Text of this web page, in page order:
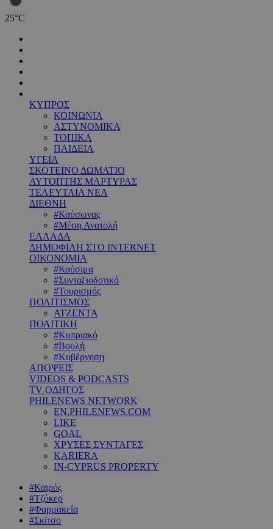
25°C
ΚΥΠΡΟΣ
ΚΟΙΝΩΝΙΑ
ΑΣΤΥΝΟΜΙΚΑ
ΤΟΠΙΚΑ
ΠΑΙΔΕΙΑ
ΥΓΕΙΑ
ΣΚΟΤΕΙΝΟ ΔΩΜΑΤΙΟ
ΑΥΤΟΠΤΗΣ ΜΑΡΤΥΡΑΣ
ΤΕΛΕΥΤΑΙΑ ΝΕΑ
ΔΙΕΘΝΗ
#Καύσωνας
#Μέση Ανατολή
ΕΛΛΑΔΑ
ΔΗΜΟΦΙΛΗ ΣΤΟ INTERNET
ΟΙΚΟΝΟΜΙΑ
#Καύσιμα
#Συνταξιοδοτικό
#Τουρισμός
ΠΟΛΙΤΙΣΜΟΣ
ΑΤΖΕΝΤΑ
ΠΟΛΙΤΙΚΗ
#Κυπριακό
#Βουλή
#Κυβέρνηση
ΑΠΟΨΕΙΣ
VIDEOS & PODCASTS
TV ΟΔΗΓΟΣ
PHILENEWS NETWORK
EN.PHILENEWS.COM
LIKE
GOAL
ΧΡΥΣΕΣ ΣΥΝΤΑΓΕΣ
KARIERA
IN-CYPRUS PROPERTY
#Καιρός
#Τζόκερ
#Φαρμακεία
#Σκίτσο